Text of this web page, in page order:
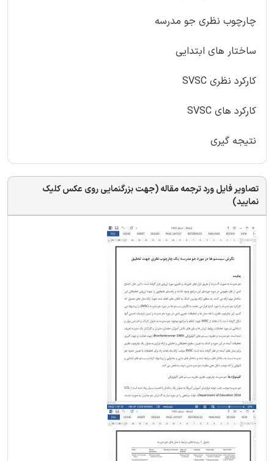
چارچوب نظری جو مدرسه
ساختار های ابتدایی
کارکرد نظری SVSC
کارکرد های SVSC
نتیجه گیری
تصاویر فایل ورد ترجمه مقاله (جهت بزرگنمایی روی عکس کلیک
نمایید)